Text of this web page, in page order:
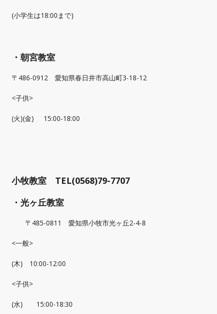
(小学生は18:00まで)
・朝宮教室
〒486-0912 愛知県春日井市高山町3-18-12
<子供>
(火)(金) 15:00-18:00
小牧教室 TEL(0568)79-7707
・光ヶ丘教室
〒485-0811 愛知県小牧市光ヶ丘2-4-8
<一般>
(木) 10:00-12:00
<子供>
(水) 15:00-18:30